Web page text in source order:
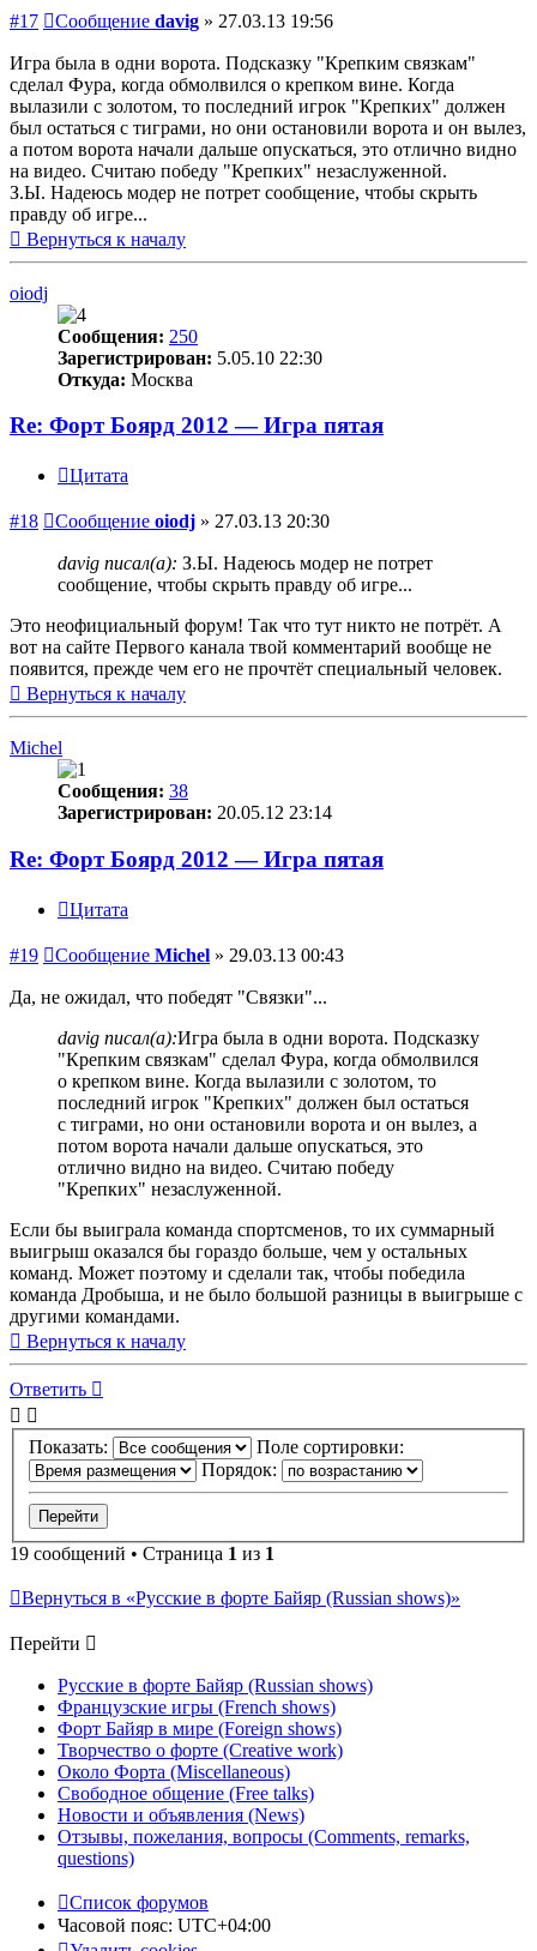
#17 Сообщение davig » 27.03.13 19:56
Игра была в одни ворота. Подсказку "Крепким связкам"
сделал Фура, когда обмолвился о крепком вине. Когда
вылазили с золотом, то последний игрок "Крепких" должен
был остаться с тиграми, но они остановили ворота и он вылез,
а потом ворота начали дальше опускаться, это отлично видно
на видео. Считаю победу "Крепких" незаслуженной.
З.Ы. Надеюсь модер не потрет сообщение, чтобы скрыть
правду об игре...
Вернуться к началу
oiodj
Сообщения: 250
Зарегистрирован: 5.05.10 22:30
Откуда: Москва
Re: Форт Боярд 2012 — Игра пятая
Цитата
#18 Сообщение oiodj » 27.03.13 20:30
davig писал(а): З.Ы. Надеюсь модер не потрет
сообщение, чтобы скрыть правду об игре...
Это неофициальный форум! Так что тут никто не потрёт. А
вот на сайте Первого канала твой комментарий вообще не
появится, прежде чем его не прочтёт специальный человек.
Вернуться к началу
Michel
Сообщения: 38
Зарегистрирован: 20.05.12 23:14
Re: Форт Боярд 2012 — Игра пятая
Цитата
#19 Сообщение Michel » 29.03.13 00:43
Да, не ожидал, что победят "Связки"...
davig писал(а):Игра была в одни ворота. Подсказку
"Крепким связкам" сделал Фура, когда обмолвился
о крепком вине. Когда вылазили с золотом, то
последний игрок "Крепких" должен был остаться
с тиграми, но они остановили ворота и он вылез, а
потом ворота начали дальше опускаться, это
отлично видно на видео. Считаю победу
"Крепких" незаслуженной.
Если бы выиграла команда спортсменов, то их суммарный
выигрыш оказался бы гораздо больше, чем у остальных
команд. Может поэтому и сделали так, чтобы победила
команда Дробыша, и не было большой разницы в выигрыше с
другими командами.
Вернуться к началу
Ответить
Показать:
Поле сортировки:
Порядок:
19 сообщений • Страница 1 из 1
Вернуться в «Русские в форте Байяр (Russian shows)»
Перейти
Русские в форте Байяр (Russian shows)
Французские игры (French shows)
Форт Байяр в мире (Foreign shows)
Творчество о форте (Creative work)
Около Форта (Miscellaneous)
Свободное общение (Free talks)
Новости и объявления (News)
Отзывы, пожелания, вопросы (Comments, remarks,
questions)
Список форумов
Часовой пояс: UTC+04:00